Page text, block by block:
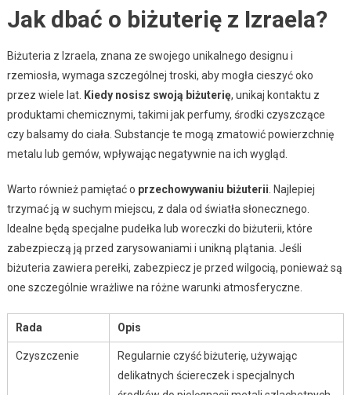
Jak dbać o biżuterię z Izraela?
Biżuteria z Izraela, znana ze swojego unikalnego designu i
rzemiosła, wymaga szczególnej troski, aby mogła cieszyć oko
przez wiele lat. Kiedy nosisz swoją biżuterię, unikaj kontaktu z
produktami chemicznymi, takimi jak perfumy, środki czyszczące
czy balsamy do ciała. Substancje te mogą zmatowić powierzchnię
metalu lub gemów, wpływając negatywnie na ich wygląd.
Warto również pamiętać o przechowywaniu biżuterii . Najlepiej
trzymać ją w suchym miejscu, z dala od światła słonecznego.
Idealne będą specjalne pudełka lub woreczki do biżuterii, które
zabezpieczą ją przed zarysowaniami i unikną plątania. Jeśli
biżuteria zawiera perełki, zabezpiecz je przed wilgocią, ponieważ są
one szczególnie wrażliwe na różne warunki atmosferyczne.
Rada Opis
Czyszczenie
Regularnie czyść biżuterię, używając
delikatnych ściereczek i specjalnych